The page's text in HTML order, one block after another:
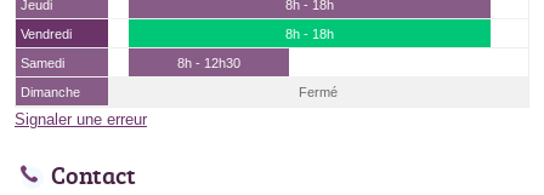
Jeudi
8h - 18h
Vendredi
8h - 18h
Samedi
8h - 12h30
Dimanche
Fermé
Signaler une erreur
Contact